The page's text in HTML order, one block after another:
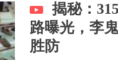
揭秘：
路曝光，李
胜防